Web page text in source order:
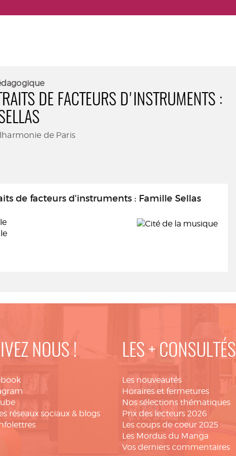
DE FACTEURS D'INSTRUMENTS :
de Paris
de facteurs d'instruments : Famille Sellas
NOUS !
réseaux sociaux & blogs
LES + CONSULTÉS
Les nouveautés
Horaires et fermetures
Nos sélections thématiques
Prix des lecteurs 2026
Les coups de coeur 2025
Les Mordus du Manga
Vos derniers commentaires